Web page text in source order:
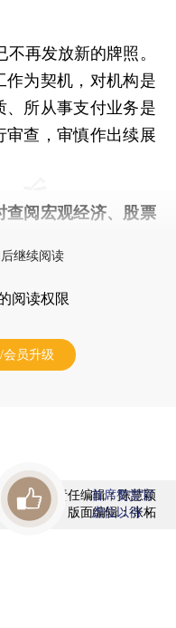
再发放新的牌照。
作为契机，对机构是
所从事支付业务是
查，审慎作出续展
查阅宏观经济、股票
继续阅读
阅读权限
会员升级
责任编辑：陈慧颖
版面编辑：张柘
首席赞赏官
虚位以待